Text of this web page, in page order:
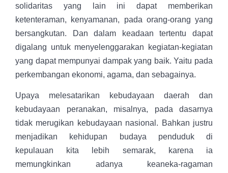
solidaritas yang lain ini dapat memberikan
ketenteraman, kenyamanan, pada orang-orang yang
bersangkutan. Dan dalam keadaan tertentu dapat
digalang untuk menyelenggarakan kegiatan-kegiatan
yang dapat mempunyai dampak yang baik. Yaitu pada
perkembangan ekonomi, agama, dan sebagainya.
Upaya melesatarikan kebudayaan daerah dan
kebudayaan peranakan, misalnya, pada dasarnya
tidak merugikan kebudayaan nasional. Bahkan justru
menjadikan kehidupan budaya penduduk di
kepulauan kita lebih semarak, karena ia
memungkinkan adanya keaneka-ragaman